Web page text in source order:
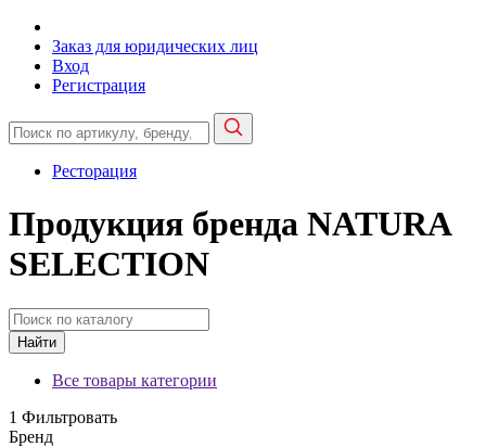
Заказ для юридических лиц
Вход
Регистрация
Ресторация
Продукция бренда NATURA
SELECTION
Найти
Все товары категории
1 Фильтровать
Бренд